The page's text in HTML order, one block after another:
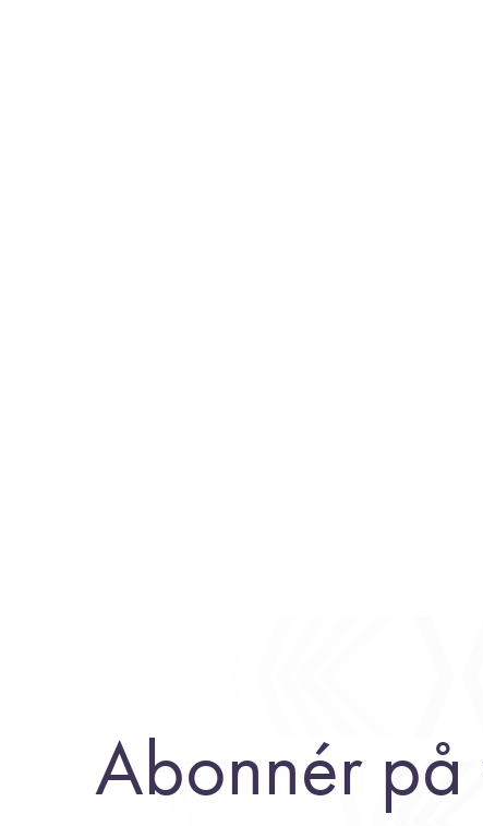
Abonnér på